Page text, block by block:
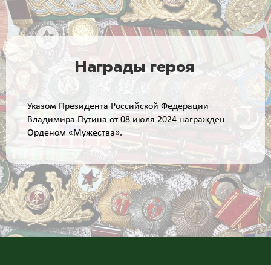
Награды героя
Указом Президента Российской Федерации
Владимира Путина от 08 июля 2024 награжден
Орденом «Мужества».